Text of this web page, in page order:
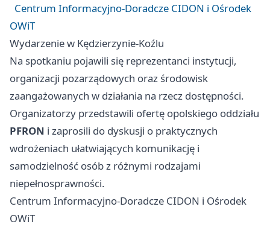
Centrum Informacyjno-Doradcze CIDON i Ośrodek
OWiT
Wydarzenie w Kędzierzynie-Koźlu
Na spotkaniu pojawili się reprezentanci instytucji,
organizacji pozarządowych oraz środowisk
zaangażowanych w działania na rzecz dostępności.
Organizatorzy przedstawili ofertę opolskiego oddziału
PFRON i zaprosili do dyskusji o praktycznych
wdrożeniach ułatwiających komunikację i
samodzielność osób z różnymi rodzajami
niepełnosprawności.
Centrum Informacyjno-Doradcze CIDON i Ośrodek
OWiT